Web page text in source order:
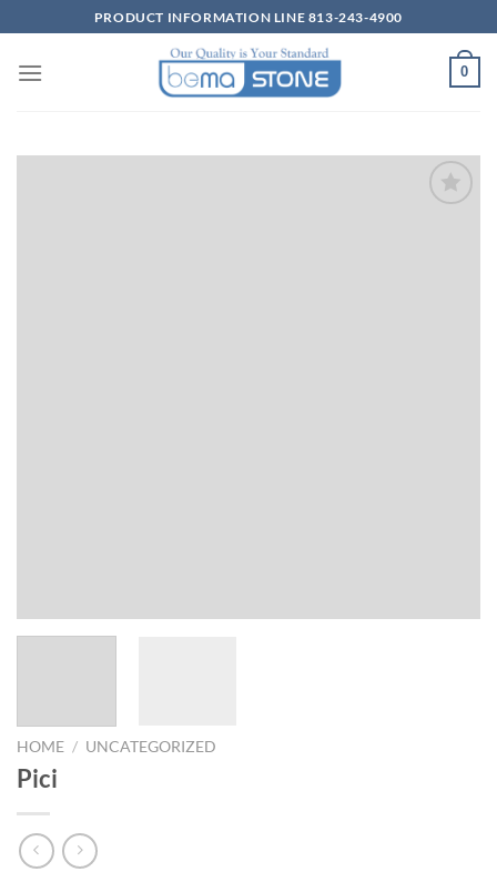
to
content
PRODUCT INFORMATION LINE 813-243-4900
0
HOME / UNCATEGORIZED
Pici